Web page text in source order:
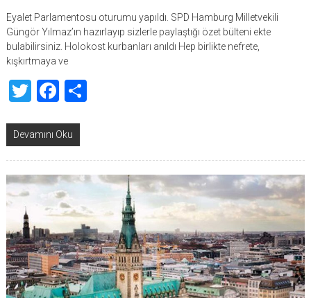
Eyalet Parlamentosu oturumu yapıldı. SPD Hamburg Milletvekili
Güngör Yılmaz’ın hazırlayıp sizlerle paylaştığı özet bülteni ekte
bulabilirsiniz. Holokost kurbanları anıldı Hep birlikte nefrete,
kışkırtmaya ve
TwitterFacebook
Share
Devamını Oku